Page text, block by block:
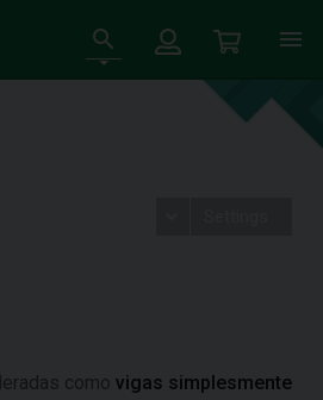
como vigas simplesmente